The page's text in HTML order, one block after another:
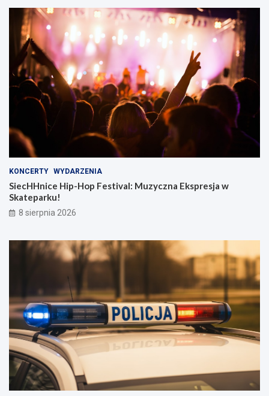
KONCERTY WYDARZENIA
SiecHHnice Hip-Hop Festival: Muzyczna Ekspresja w
Skateparku!
8 sierpnia 2026